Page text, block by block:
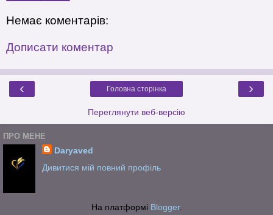
Немає коментарів:
Дописати коментар
‹ ›
Головна сторінка
Переглянути веб-версію
ПРО МЕНЕ
Daryaved
Дивитися мій повний профіль
На платформі Blogger.